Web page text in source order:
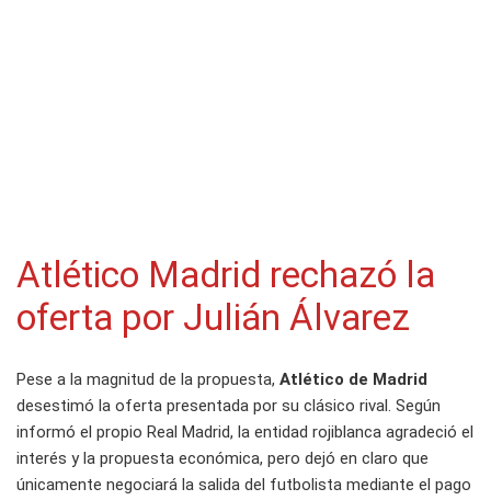
Atlético Madrid rechazó la
oferta por Julián Álvarez
Pese a la magnitud de la propuesta, Atlético de Madrid
desestimó la oferta presentada por su clásico rival. Según
informó el propio Real Madrid, la entidad rojiblanca agradeció el
interés y la propuesta económica, pero dejó en claro que
únicamente negociará la salida del futbolista mediante el pago